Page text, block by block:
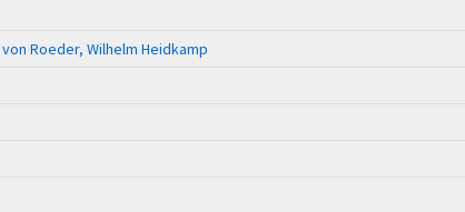
Roeder, Wilhelm Heidkamp